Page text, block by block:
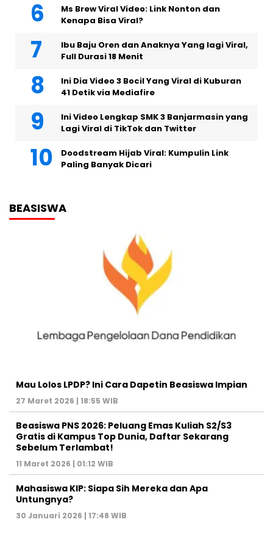
Ms Brew Viral Video: Link Nonton dan
Kenapa Bisa Viral?
Ibu Baju Oren dan Anaknya Yang lagi Viral,
Full Durasi 18 Menit
Ini Dia Video 3 Bocil Yang Viral di Kuburan
41 Detik via Mediafire
Ini Video Lengkap SMK 3 Banjarmasin yang
Lagi Viral di TikTok dan Twitter
Doodstream Hijab Viral: Kumpulin Link
Paling Banyak Dicari
BEASISWA
Mau Lolos LPDP? Ini Cara Dapetin Beasiswa Impian
27 Maret 2026 | 18:55 WIB
Beasiswa PNS 2026: Peluang Emas Kuliah S2/S3
Gratis di Kampus Top Dunia, Daftar Sekarang
Sebelum Terlambat!
11 Maret 2026 | 01:12 WIB
Mahasiswa KIP: Siapa Sih Mereka dan Apa
Untungnya?
30 Januari 2026 | 17:48 WIB